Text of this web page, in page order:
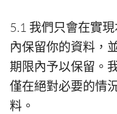
5.1 我們只會在實
內保留你的資料，
期限內予以保留。
僅在絕對必要的情
料。